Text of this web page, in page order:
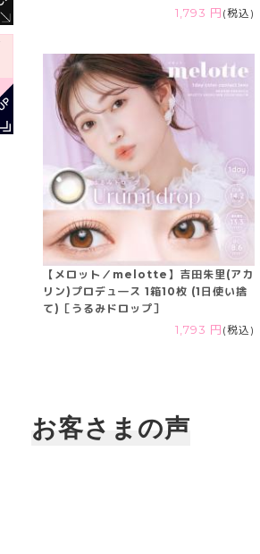
1,793 円 (税込)
【メロット／melotte】吉田朱里(アカ
リン)プロデュ―ス 1箱10枚 (1日使い捨
て)［うるみドロップ］
1,793 円 (税込)
お客さまの声